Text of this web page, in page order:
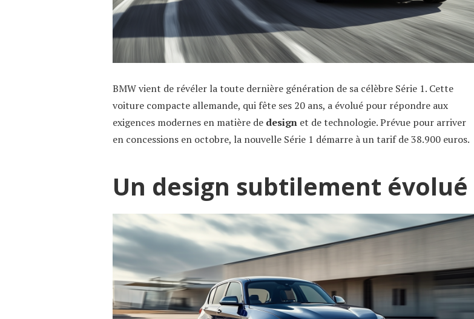
BMW vient de révéler la toute dernière génération de sa célèbre Série 1. Cette
voiture compacte allemande, qui fête ses 20 ans, a évolué pour répondre aux
exigences modernes en matière de design et de technologie. Prévue pour arriver
en concessions en octobre, la nouvelle Série 1 démarre à un tarif de 38.900 euros.
Un design subtilement évolué